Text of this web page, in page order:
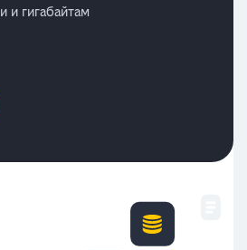
и гигабайтам